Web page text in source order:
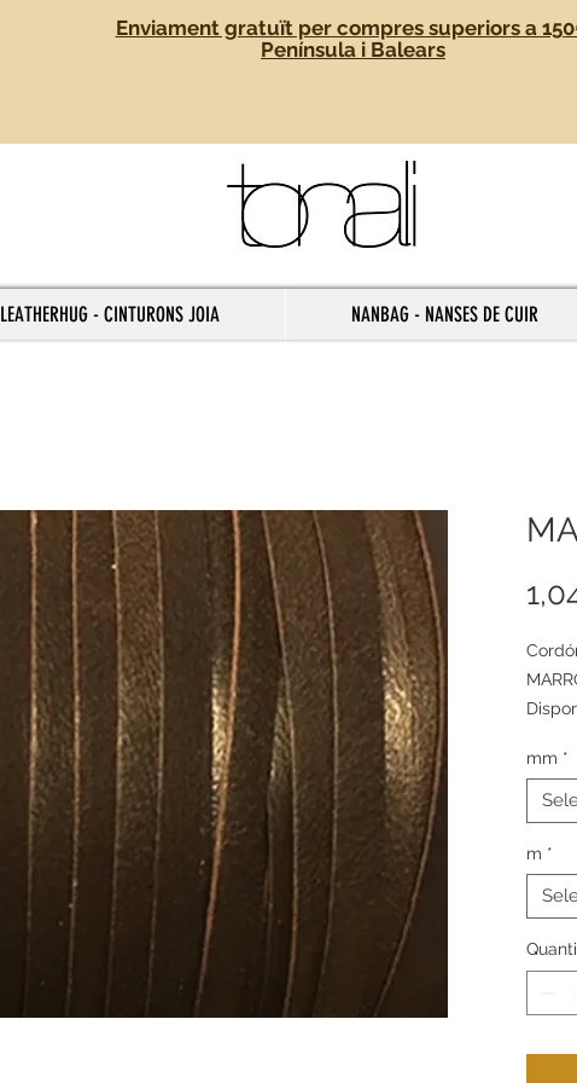
Enviament gratuït per compres superiors a
Península i Balears
mm *
m *
LEATHERHUG - CINTURONS JOIA NANBAG - NANSES DE CUIR